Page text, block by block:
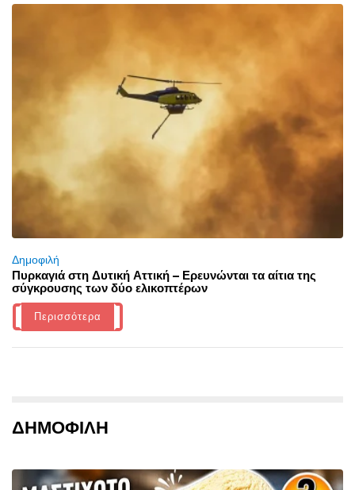
Δημοφιλή
Πυρκαγιά στη Δυτική Αττική – Ερευνώνται τα αίτια της
σύγκρουσης των δύο ελικοπτέρων
Περισσότερα
ΔΗΜΟΦΙΛΗ